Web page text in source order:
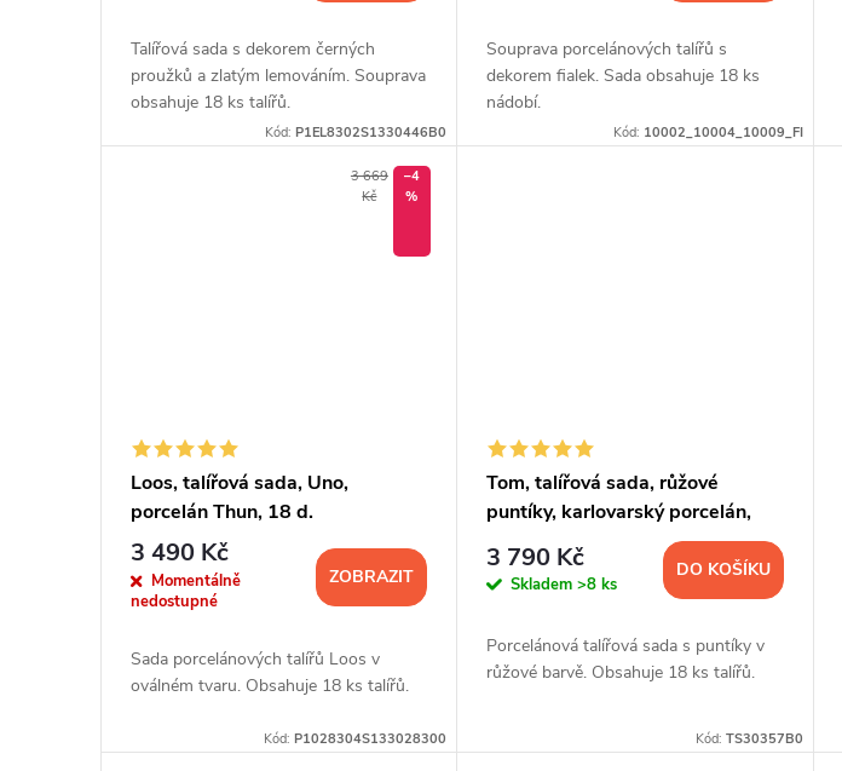
Talířová sada s dekorem černých
proužků a zlatým lemováním. Souprava
obsahuje 18 ks talířů.
Kód:P1EL8302S1330446B0
Souprava porcelánových talířů s
dekorem fialek. Sada obsahuje 18 ks
nádobí.
Kód: 10002_10004_10009_FI
3 669
Kč
–4
%
Loos, talířová sada, Uno,
porcelán Thun, 18 d.
3 490 Kč
Momentálně
nedostupné
ZOBRAZIT
Sada porcelánových talířů Loos v
oválném tvaru. Obsahuje 18 ks talířů.
Kód:P1028304S133028300
Tom, talířová sada, růžové
puntíky, karlovarský porcelán,
Thun, 18 d.
3 790 Kč
Skladem>8 ks
DO KOŠÍKU
Porcelánová talířová sada s puntíky v
růžové barvě. Obsahuje 18 ks talířů.
Kód: TS30357B0